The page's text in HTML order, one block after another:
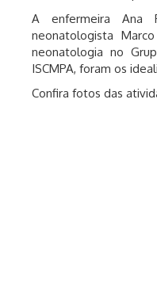
A enfermeira Ana
neonatologista
neonatologia no
ISCMPA, foram os
Confira fotos das